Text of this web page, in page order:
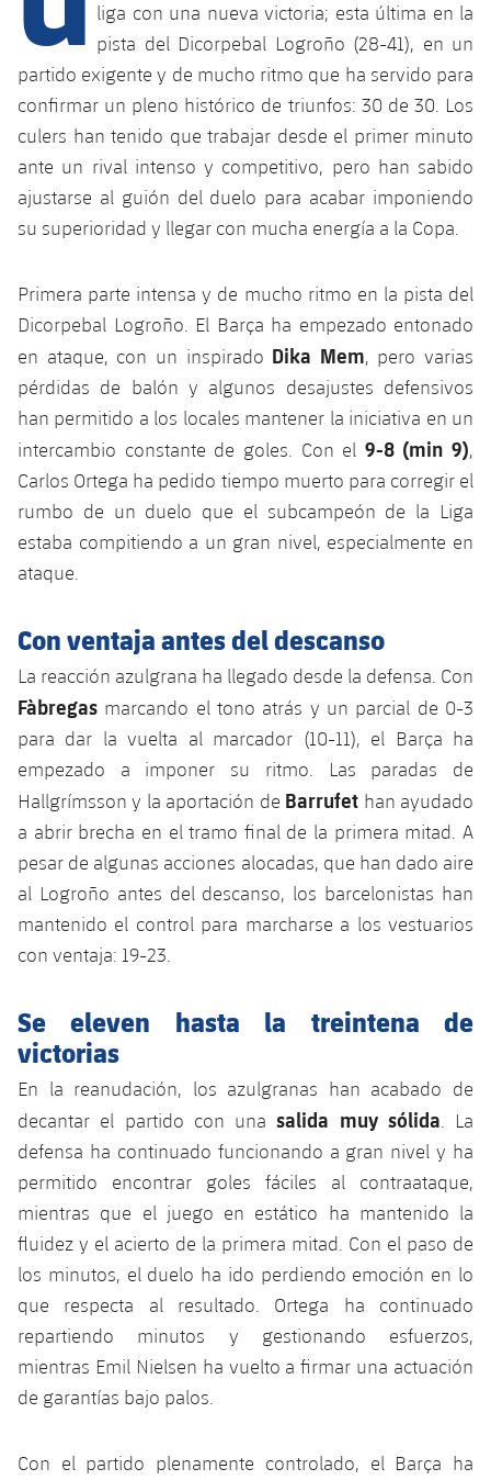
plusicon
más
Instalaciones
Spotify Camp Nou
Estadi Johan Cruyff
Barça Cafe
Ciutat Esportiva
La Masia
plusicon
más
Servicios
Servicios Médicos
plusicon
más
Acreditaciones
SUB13
SUB12
SUB11 B
SUB10 B
SUB9 A
SUB9 B
SUB8 A
SUB8 B
SUB13 B
SUB12 C
SUB11 C
Entradas
Gameday Shows
Resultados
Clasificación
Fotos
Historia
Palmarés
Base
Barça Atlètic
Junior
Cadete A
Cadete B
Infantil A
Infantil B
Mini
Campus Verano
PLUSICON
MÁS
Primer Equipo
plusicon
más
Calendario
Entradas
Clasificaciones
Jugadores
Fotos
Barça Atlètic
plusicon
más
Actualidad
Calendario
Resultados
Clasificaciones
Jugadores
Fotos
Actualidad
Juvenil
Cadete A
Cadete B
Infantil A
PLUSICON
MÁS
Primer equipo
plusicon
más
Actualidad
Calendario
Entradas
Clasificaciones
Jugadors
Palmarés
Historia
Barça Atlètic
Actualidad
Calendario
Jugadores
Clasificaciones
Base
Actualidad
Cadete
Infantil
Alevín
Campus Verano
PLUSICON
plusicon
más
Actualidad
Calendario
Entradas
Resultados
Fotos
Palmarés
plusicon
más
Actualidad
Calendario
Resultados
Jugadores
plusicon
más
Actualidad
Barça C
Junior
Juvenil
Infantil
Alevín
Campus Verano
PLUSICON
MÁS
Información general
plusicon
más
Noticias
Atletismo
plusicon
más
Actualidad
Masculino
Femenino
Agenda
Baloncesto en silla de ruedas
plusicon
más
Actualidad
Jugadores
Calendario
Resultados
Clasificaciones
Hockey sobre hielo
plusicon
más
Actualidad
Jugadores
Calendario
Resultados
Hockey hierba
plusicon
más
Noticias
Hockey Hierba Masculino
Hockey Hierba Femenino
Patinaje artístico
plusicon
más
Actualidad
Plantilla
Escuela de Patinaje
plusicon
más
plusicon
liga con una nueva victoria; esta última en la
pista del Dicorpebal Logroño (28-41), en un
partido exigente y de mucho ritmo que ha servido para
confirmar un pleno histórico de triunfos: 30 de 30. Los
culers han tenido que trabajar desde el primer minuto
ante un rival intenso y competitivo, pero han sabido
ajustarse al guión del duelo para acabar imponiendo
su superioridad y llegar con mucha energía a la Copa.
Primera parte intensa y de mucho ritmo en la pista del
Dicorpebal Logroño. El Barça ha empezado entonado
en ataque, con un inspirado Dika Mem, pero varias
pérdidas de balón y algunos desajustes defensivos
han permitido a los locales mantener la iniciativa en un
intercambio constante de goles. Con el 9-8 (min 9),
Carlos Ortega ha pedido tiempo muerto para corregir el
rumbo de un duelo que el subcampeón de la Liga
estaba compitiendo a un gran nivel, especialmente en
ataque.
Con ventaja antes del descanso
La reacción azulgrana ha llegado desde la defensa. Con
Fàbregas marcando el tono atrás y un parcial de 0-3
para dar la vuelta al marcador (10-11), el Barça ha
empezado a imponer su ritmo. Las paradas de
Hallgrímsson y la aportación de Barrufet han ayudado
a abrir brecha en el tramo final de la primera mitad. A
pesar de algunas acciones alocadas, que han dado aire
al Logroño antes del descanso, los barcelonistas han
mantenido el control para marcharse a los vestuarios
con ventaja: 19-23.
Se eleven hasta la treintena de
victorias
En la reanudación, los azulgranas han acabado de
decantar el partido con unasalida muy sólida . La
defensa ha continuado funcionando a gran nivel y ha
permitido encontrar goles fáciles al contraataque,
mientras que el juego en estático ha mantenido la
fluidez y el acierto de la primera mitad. Con el paso de
los minutos, el duelo ha ido perdiendo emoción en lo
que respecta al resultado. Ortega ha continuado
repartiendo minutos y gestionando esfuerzos,
mientras Emil Nielsen ha vuelto a firmar una actuación
de garantías bajo palos.
Con el partido plenamente controlado, el Barça ha